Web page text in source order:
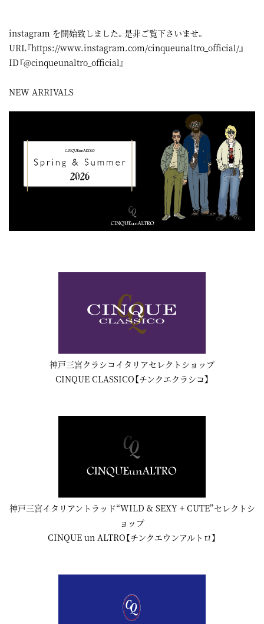
instagram を開始致しました。是非ご覧下さいませ。
URL『https://www.instagram.com/cinqueunaltro_official/』
ID『@cinqueunaltro_official』
NEW ARRIVALS
神戸三宮クラシコイタリアセレクトショップ
CINQUE CLASSICO【チンクエクラシコ】
神戸三宮イタリアントラッド“WILD & SEXY + CUTE”セレクトシ
ョップ
CINQUE un ALTRO【チンクエウンアルトロ】